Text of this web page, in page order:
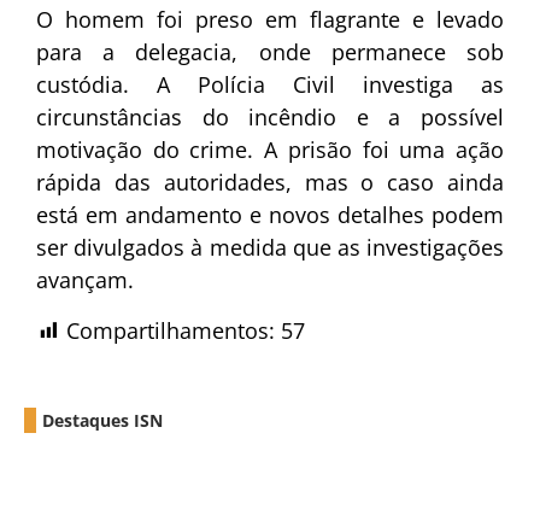
O homem foi preso em flagrante e levado
para a delegacia, onde permanece sob
custódia. A Polícia Civil investiga as
circunstâncias do incêndio e a possível
motivação do crime. A prisão foi uma ação
rápida das autoridades, mas o caso ainda
está em andamento e novos detalhes podem
ser divulgados à medida que as investigações
avançam.
Compartilhamentos: 57
Destaques ISN